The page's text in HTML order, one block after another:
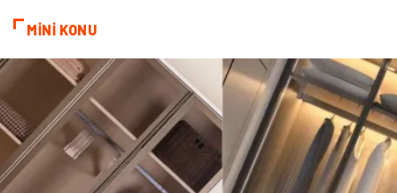
MİNİ KONU